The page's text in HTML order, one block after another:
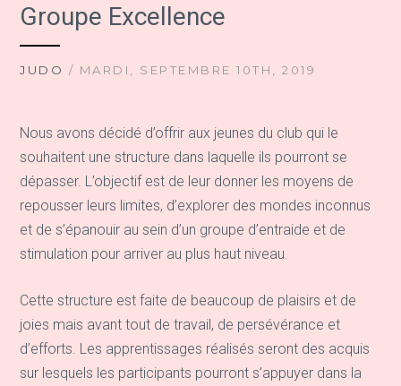
Groupe Excellence
JUDO / MARDI, SEPTEMBRE 10TH, 2019
Nous avons décidé d’offrir aux jeunes du club qui le
souhaitent une structure dans laquelle ils pourront se
dépasser. L’objectif est de leur donner les moyens de
repousser leurs limites, d’explorer des mondes inconnus
et de s’épanouir au sein d’un groupe d’entraide et de
stimulation pour arriver au plus haut niveau.
Cette structure est faite de beaucoup de plaisirs et de
joies mais avant tout de travail, de persévérance et
d’efforts. Les apprentissages réalisés seront des acquis
sur lesquels les participants pourront s’appuyer dans la